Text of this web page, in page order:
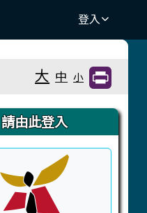
登入
大 中 小
域內容
請由此登入